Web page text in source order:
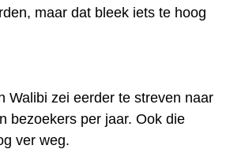
maar dat bleek iets te hoog
Walibi zei eerder te streven naar
bezoekers per jaar. Ook die
ver weg.